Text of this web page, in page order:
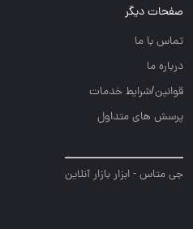
صفحات دیگر
تماس با ما
درباره ما
قوانین/شرایط خدمات
پرسش های متداول
جی متاس - ابزار بازار آنلاین